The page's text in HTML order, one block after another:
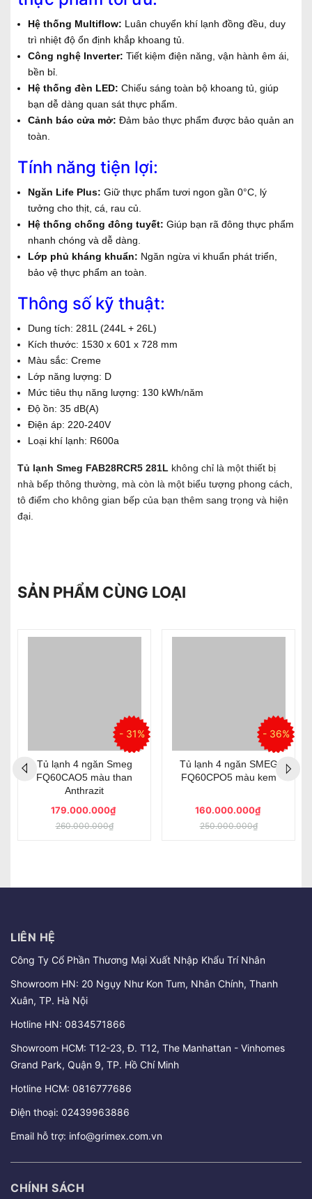
Hệ thống Multiflow: Luân chuyển khí lạnh đồng đều, duy
trì nhiệt độ ổn định khắp khoang tủ.
Công nghệ Inverter: Tiết kiệm điện năng, vận hành êm ái,
bền bỉ.
Hệ thống đèn LED: Chiếu sáng toàn bộ khoang tủ, giúp
bạn dễ dàng quan sát thực phẩm.
Cảnh báo cửa mở: Đảm bảo thực phẩm được bảo quản an
toàn.
Tính năng tiện lợi:
Ngăn Life Plus: Giữ thực phẩm tươi ngon gần 0°C, lý
tưởng cho thịt, cá, rau củ.
Hệ thống chống đông tuyết: Giúp bạn rã đông thực phẩm
nhanh chóng và dễ dàng.
Lớp phủ kháng khuẩn: Ngăn ngừa vi khuẩn phát triển,
bảo vệ thực phẩm an toàn.
Thông số kỹ thuật:
Dung tích: 281L (244L + 26L)
Kích thước: 1530 x 601 x 728 mm
Màu sắc: Creme
Lớp năng lượng: D
Mức tiêu thụ năng lượng: 130 kWh/năm
Độ ồn: 35 dB(A)
Điện áp: 220-240V
Loại khí lạnh: R600a
Tủ lạnh Smeg FAB28RCR5 281L không chỉ là một thiết bị
nhà bếp thông thường, mà còn là một biểu tượng phong cách,
tô điểm cho không gian bếp của bạn thêm sang trọng và hiện
đại.
SẢN PHẨM CÙNG LOẠI
- 31%
Tủ lạnh 4 ngăn Smeg
FQ60CAO5 màu than
Anthrazit
179.000.000₫
260.000.000₫
- 36%
Tủ lạnh 4 ngăn SMEG
FQ60CPO5 màu kem
160.000.000₫
250.000.000₫
LIÊN HỆ
Công Ty Cổ Phần Thương Mại Xuất Nhập Khẩu Trí Nhân
Showroom HN: 20 Ngụy Như Kon Tum, Nhân Chính, Thanh
Xuân, TP. Hà Nội
Hotline HN: 0834571866
Showroom HCM: T12-23, Đ. T12, The Manhattan - Vinhomes
Grand Park, Quận 9, TP. Hồ Chí Minh
Hotline HCM: 0816777686
Điện thoại: 02439963886
Email hỗ trợ: info@grimex.com.vn
CHÍNH SÁCH